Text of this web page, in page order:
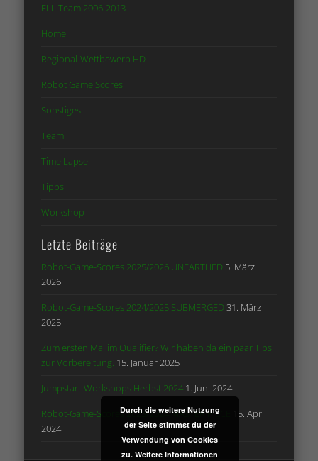
FLL Team 2006-2013
Home
Regional-Wettbewerb HD
Robot Game Scores
Sonstiges
Team
Time Lapse
Tipps
Workshop
Letzte Beiträge
Robot-Game-Scores 2025/2026 UNEARTHED 5. März
2026
Robot-Game-Scores 2024/2025 SUBMERGED31. März
2025
Zum ersten Mal im Qualifier? Wir haben da ein paar Tips
zur Vorbereitung. 15. Januar 2025
Jumpstart-Workshops Herbst 2024 1. Juni 2024
Robot-Game-Scores 2023/2024 MASTER PIECE
15. April
2024
Durch die weitere Nutzung
der Seite stimmst du der
Verwendung von Cookies
zu. Weitere Informationen